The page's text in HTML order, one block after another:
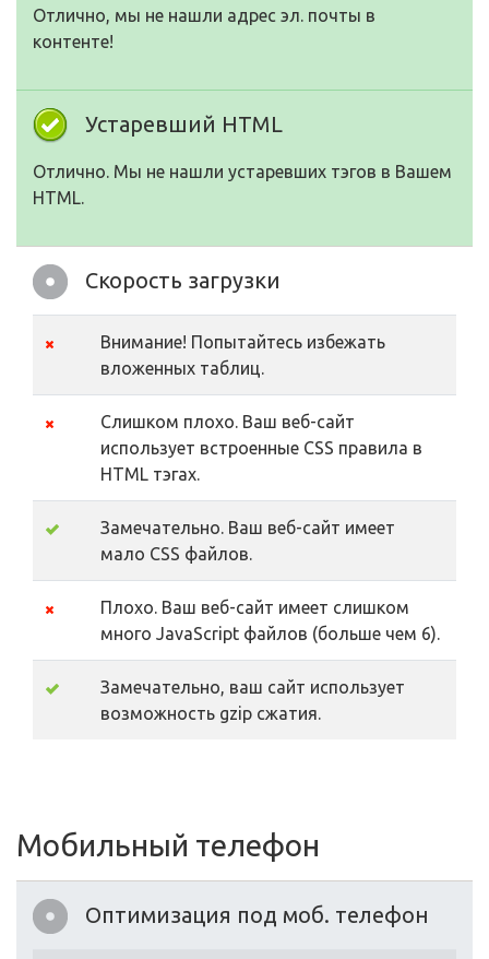
Отлично, мы не нашли адрес эл. почты в
контенте!
Устаревший HTML
Отлично. Мы не нашли устаревших тэгов в Вашем
HTML.
Скорость загрузки
Внимание! Попытайтесь избежать
вложенных таблиц.
Слишком плохо. Ваш веб-сайт
использует встроенные CSS правила в
HTML тэгах.
Замечательно. Ваш веб-сайт имеет
мало CSS файлов.
Плохо. Ваш веб-сайт имеет слишком
много JavaScript файлов (больше чем 6).
Замечательно, ваш сайт использует
возможность gzip сжатия.
Мобильный телефон
Оптимизация под моб. телефон